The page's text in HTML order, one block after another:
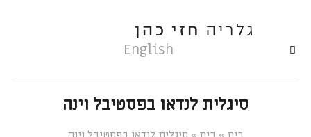
English
סיגלית לנדאו בפסטיבל וינה